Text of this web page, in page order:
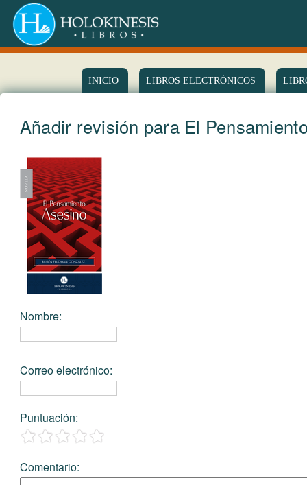
INICIO LIBROS ELECTRÓNICOS
Añadir revisión para El
Nombre:
Correo electrónico:
Puntuación:
Comentario: